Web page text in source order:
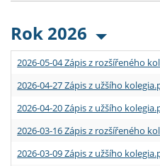
Rok 2026
2026-05-04 Zápis z rozšířeného
2026-04-27 Zápis z užšího
2026-04-20 Zápis z užšího
2026-03-16 Zápis z rozšířeného
2026-03-09 Zápis z užšího